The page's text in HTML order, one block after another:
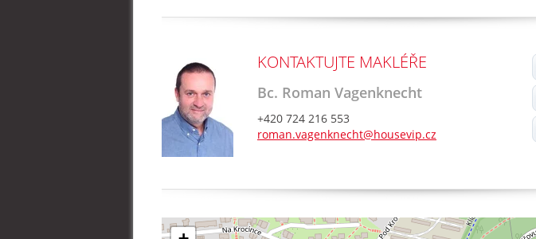
KONTAKTUJTE MAKLÉŘE
Bc. Roman Vagenknecht
+420 724 216 553
roman.vagenknecht@housevip.cz